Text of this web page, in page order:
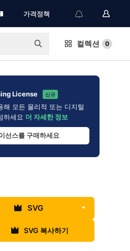
가격정책
컬렉션 0
License 신규
해 모든 물리적 또는 디지털
하세요 더 자세한 정보
선스를 구매하세요
SVG
SVG 복사하기